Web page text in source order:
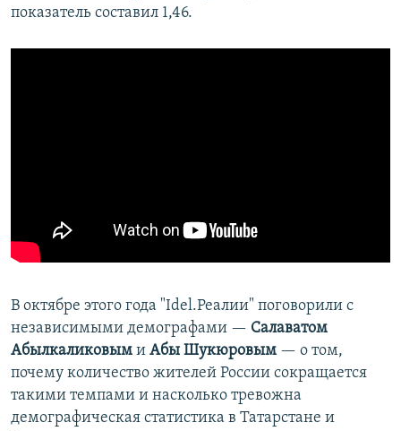
показатель составил 1,46.
В октябре этого года "Idel.Реалии" поговорили с
независимыми демографами — Салаватом
Абылкаликовым и Абы Шукюровым — о том,
почему количество жителей России сокращается
такими темпами и насколько тревожна
демографическая статистика в Татарстане и